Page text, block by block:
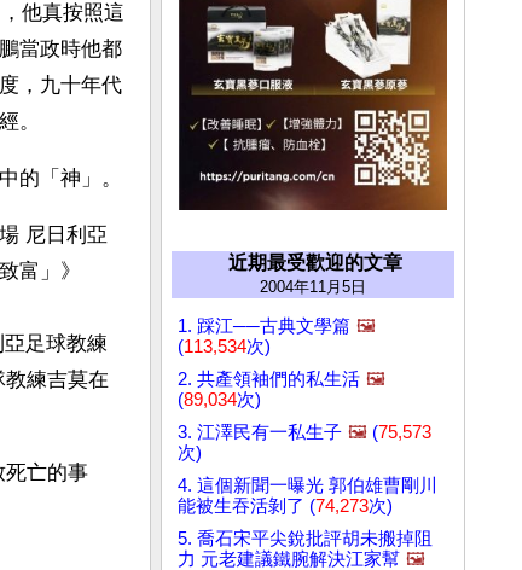
他真按照這
當政時他都
，九十年代
。
尼日利亞
富」》
足球教練
練吉莫在
死亡的事
近期最受歡迎的文章
2004年11月5日
1. 踩江──古典文學篇 🖼️
(113,534次)
2. 共產領袖們的私生活 🖼️
(89,034次)
3. 江澤民有一私生子 🖼️ (75,573
次)
4. 這個新聞一曝光 郭伯雄曹剛川
能被生吞活剝了 (74,273次)
5. 喬石宋平尖銳批評胡未搬掉阻
力 元老建議鐵腕解決江家幫 🖼️